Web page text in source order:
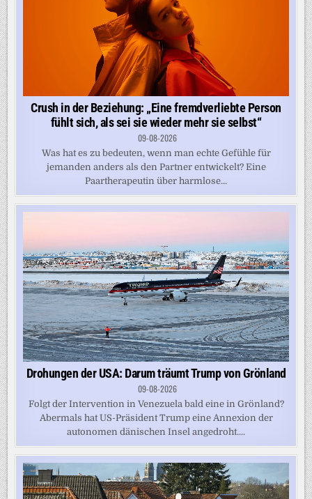
Crush in der Beziehung: „Eine fremdverliebte Person
fühlt sich, als sei sie wieder mehr sie selbst“
09-08-2026
Was hat es zu bedeuten, wenn man echte Gefühle für
jemanden anders als den Partner entwickelt? Eine
Paartherapeutin über harmlose...
Drohungen der USA: Darum träumt Trump von Grönland
09-08-2026
Folgt der Intervention in Venezuela bald eine in Grönland?
Abermals hat US-Präsident Trump eine Annexion der
autonomen dänischen Insel angedroht....